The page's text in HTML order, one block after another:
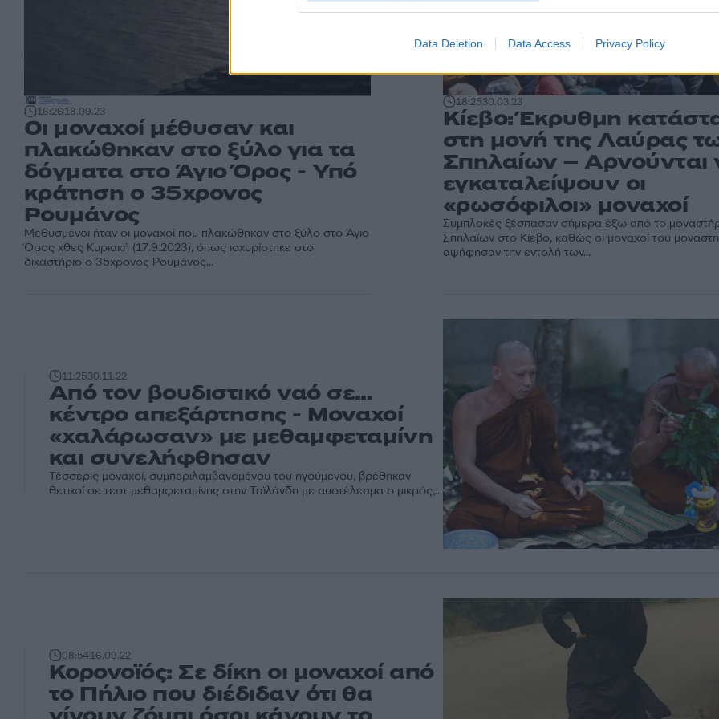
Data Deletion Data Access Privacy Policy
16:2618.09.23
Οι μοναχοί μέθυσαν και
πλακώθηκαν στο ξύλο για τα
δόγματα στο Άγιο Όρος - Υπό
κράτηση ο 35χρονος
Ρουμάνος
Μεθυσμένοι ήταν οι μοναχοί που πλακώθηκαν στο ξύλο στο Άγιο
Όρος χθες Κυριακή (17.9.2023), όπως ισχυρίστηκε στο
δικαστήριο ο 35χρονος Ρουμάνος...
18:2530.03.23
Κίεβο: Έκρυθμη
στη μονή της Λαύρας
Σπηλαίων – Αρνούνται
εγκαταλείψουν οι
«ρωσόφιλοι» μοναχοί
Συμπλοκές ξέσπασαν σήμερα έξω από το
Σπηλαίων στο Κίεβο, καθώς οι μοναχοί του
αψήφησαν την εντολή των...
11:2530.11.22
Από τον βουδιστικό ναό σε...
κέντρο απεξάρτησης - Μοναχοί
«χαλάρωσαν» με μεθαμφεταμίνη
και συνελήφθησαν
Τέσσερις μοναχοί, συμπεριλαμβανομένου του ηγούμενου, βρέθηκαν
θετικοί σε τεστ μεθαμφεταμίνης στην Ταϊλάνδη με αποτέλεσμα ο μικρός,...
08:5416.09.22
Κορονοϊός: Σε δίκη οι μοναχοί από
το Πήλιο που διέδιδαν ότι θα